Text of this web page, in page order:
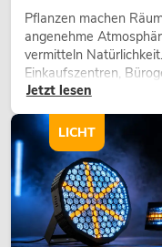
Pflanzen machen
angenehme
vermitteln
Einkaufszentren,
eine hochwertige
Jetzt lesen
LICHT